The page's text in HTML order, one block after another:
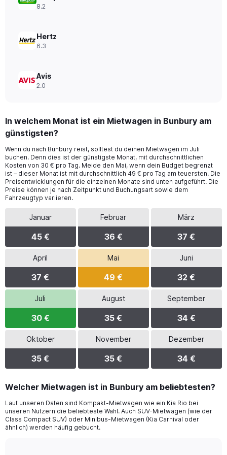
to
8.2
Hertz
6.3
Avis
2.0
In welchem Monat ist ein Mietwagen in Bunbury am
günstigsten?
Wenn du nach Bunbury reist, solltest du deinen Mietwagen im Juli
buchen. Denn dies ist der günstigste Monat, mit durchschnittlichen
Kosten von 30 € pro Tag. Meide den Mai, wenn dein Budget begrenzt
ist – dieser Monat ist mit durchschnittlich 49 € pro Tag am teuersten. Die
Preisentwicklungen für die einzelnen Monate sind unten aufgeführt. Die
Preise können je nach Zeitpunkt und Buchungsart sowie dem
Fahrzeugtyp variieren.
Januar
45 €
Februar
36 €
März
37 €
April
37 €
Mai
49 €
Juni
32 €
Juli
30 €
August
35 €
September
34 €
Oktober
35 €
November
35 €
Dezember
34 €
Welcher Mietwagen ist in Bunbury am beliebtesten?
Laut unseren Daten sind Kompakt-Mietwagen wie ein Kia Rio bei
unseren Nutzern die beliebteste Wahl. Auch SUV-Mietwagen (wie der
Class Compact SUV) oder Minibus-Mietwagen (Kia Carnival oder
ähnlich) werden häufig gebucht.